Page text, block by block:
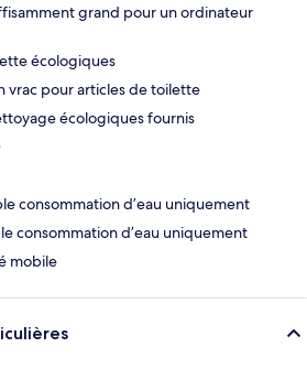
grand pour un ordinateur
écologiques
vrac pour articles de toilette
écologiques fournis
consommation d’eau uniquement
consommation d’eau uniquement
mobile